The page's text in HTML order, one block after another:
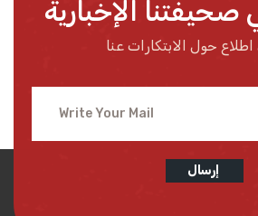
الإخبارية
حول الابتكارات عنا
إرسال